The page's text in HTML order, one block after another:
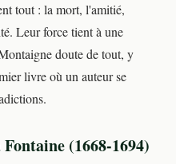
tout : la mort, l'amitié,
Leur force tient à une
doute de tout, y
livre où un auteur se
(1668-1694)